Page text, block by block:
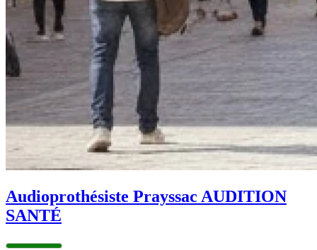
Audioprothésiste Prayssac AUDITION
SANTÉ